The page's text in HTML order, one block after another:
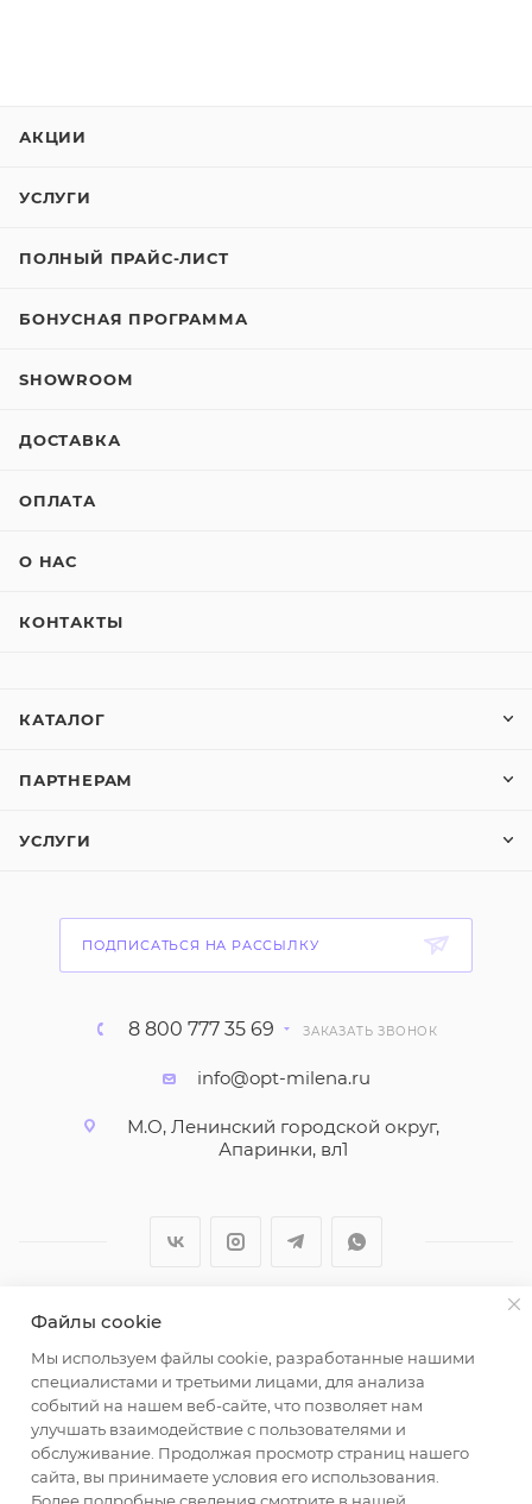
АКЦИИ
УСЛУГИ
ПОЛНЫЙ ПРАЙС-ЛИСТ
БОНУСНАЯ ПРОГРАММА
SHOWROOM
ДОСТАВКА
ОПЛАТА
О НАС
КОНТАКТЫ
КАТАЛОГ
ПАРТНЕРАМ
УСЛУГИ
ПОДПИСАТЬСЯ НА РАССЫЛКУ
8 800 777 35 69 ЗАКАЗАТЬ ЗВОНОК
info@opt-milena.ru
М.О, Ленинский городской округ,
Апаринки, вл1
2026 © ООО "Вайт Текстиль групп"
Любая информация на сайте носит справочный
характер и не является публичной офертой
определяемой положениями пункта 2 статьи 437
Гражданского кодекса Российской Федерации.
Использование любых материалов, опубликованных
Файлы cookie
Мы используем файлы cookie, разработанные нашими
специалистами и третьими лицами, для анализа
событий на нашем веб-сайте, что позволяет нам
улучшать взаимодействие с пользователями и
обслуживание. Продолжая просмотр страниц нашего
сайта, вы принимаете условия его использования.